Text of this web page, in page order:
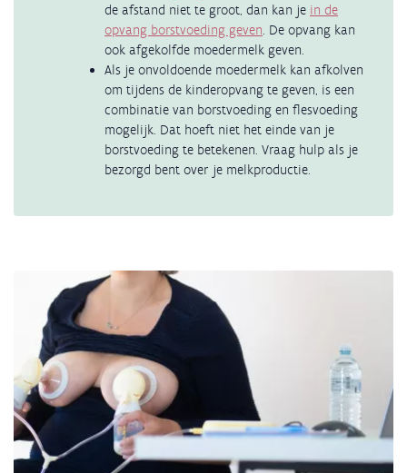
de afstand niet te groot, dan kan je in de
opvang borstvoeding geven. De opvang kan
ook afgekolfde moedermelk geven.
Als je onvoldoende moedermelk kan afkolven
om tijdens de kinderopvang te geven, is een
combinatie van borstvoeding en flesvoeding
mogelijk. Dat hoeft niet het einde van je
borstvoeding te betekenen. Vraag hulp als je
bezorgd bent over je melkproductie.